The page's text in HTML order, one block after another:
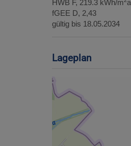
HWB F, 219.3 kWh/m a
fGEE D, 2,43
gültig bis 18.05.2034
Lageplan